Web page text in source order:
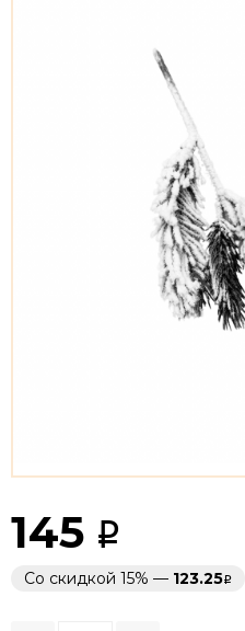
145
Со скидкой 15% — 123.25